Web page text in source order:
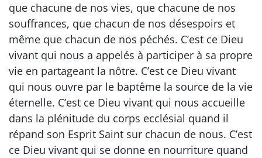
que chacune de nos vies, que chacune de nos
souffrances, que chacun de nos désespoirs et
même que chacun de nos péchés. C’est ce Dieu
vivant qui nous a appelés à participer à sa propre
vie en partageant la nôtre. C’est ce Dieu vivant
qui nous ouvre par le baptême la source de la vie
éternelle. C’est ce Dieu vivant qui nous accueille
dans la plénitude du corps ecclésial quand il
répand son Esprit Saint sur chacun de nous. C’est
ce Dieu vivant qui se donne en nourriture quand